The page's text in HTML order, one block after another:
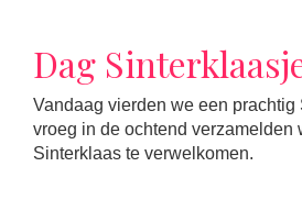
Dag
Vandaag vierden we een prachtig
vroeg in de ochtend verzamelden
Sinterklaas te verwelkomen.